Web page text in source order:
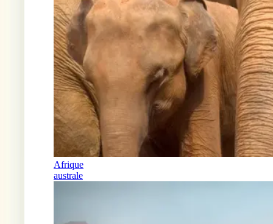
Afrique
australe